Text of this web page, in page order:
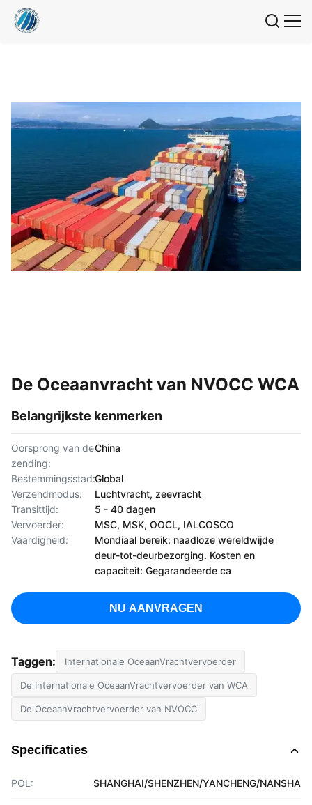
De Oceaanvracht van NVOCC WCA
Belangrijkste kenmerken
Oorsprong van de
zending:
China
Bestemmingsstad:Global
Verzendmodus:
Luchtvracht, zeevracht
Transittijd:
5 - 40 dagen
Vervoerder:
MSC, MSK, OOCL, IALCOSCO
Vaardigheid:
Mondiaal bereik: naadloze wereldwijde
deur-tot-deurbezorging. Kosten en
capaciteit: Gegarandeerde ca
NU AANVRAGEN
Taggen: Internationale OceaanVrachtvervoerder
De Internationale OceaanVrachtvervoerder van WCA
De OceaanVrachtvervoerder van NVOCC
Specificaties
POL: SHANGHAI/SHENZHEN/YANCHENG/NANSHA